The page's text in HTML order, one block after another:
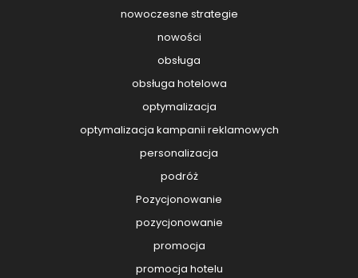
nowoczesne strategie
nowości
obsługa
obsługa hotelowa
optymalizacja
optymalizacja kampanii reklamowych
personalizacja
podróż
Pozycjonowanie
pozycjonowanie
promocja
promocja hotelu